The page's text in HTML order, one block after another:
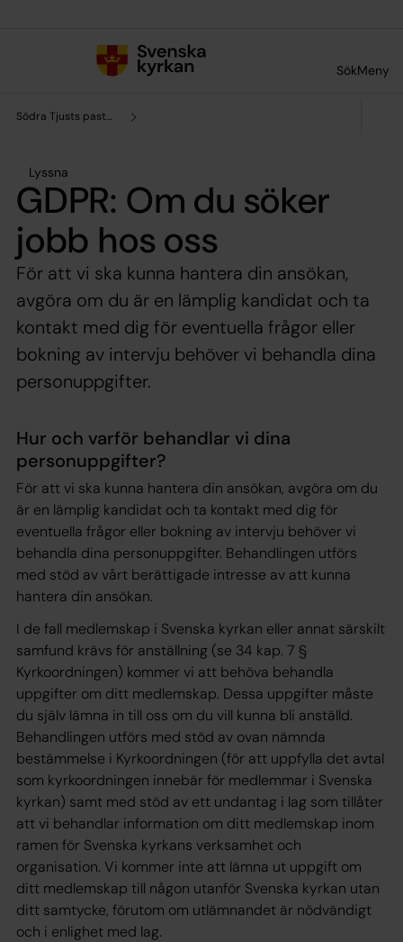
SökMeny
Södra Tjusts pastorat
Lyssna
GDPR: Om du söker
jobb hos oss
För att vi ska kunna hantera din ansökan,
avgöra om du är en lämplig kandidat och ta
kontakt med dig för eventuella frågor eller
bokning av intervju behöver vi behandla dina
personuppgifter.
Hur och varför behandlar vi dina
personuppgifter?
För att vi ska kunna hantera din ansökan, avgöra om du
är en lämplig kandidat och ta kontakt med dig för
eventuella frågor eller bokning av intervju behöver vi
behandla dina personuppgifter. Behandlingen utförs
med stöd av vårt berättigade intresse av att kunna
hantera din ansökan.
I de fall medlemskap i Svenska kyrkan eller annat särskilt
samfund krävs för anställning (se 34 kap. 7 §
Kyrkoordningen) kommer vi att behöva behandla
uppgifter om ditt medlemskap. Dessa uppgifter måste
du själv lämna in till oss om du vill kunna bli anställd.
Behandlingen utförs med stöd av ovan nämnda
bestämmelse i Kyrkoordningen (för att uppfylla det avtal
som kyrkoordningen innebär för medlemmar i Svenska
kyrkan) samt med stöd av ett undantag i lag som tillåter
att vi behandlar information om ditt medlemskap inom
ramen för Svenska kyrkans verksamhet och
organisation. Vi kommer inte att lämna ut uppgift om
ditt medlemskap till någon utanför Svenska kyrkan utan
ditt samtycke, förutom om utlämnandet är nödvändigt
och i enlighet med lag.